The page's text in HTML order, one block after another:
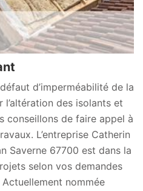
d’imperméabilité de la
des isolants et
conseillons de faire appel à
L’entreprise Catherin
Saverne 67700 est dans la
selon vos demandes
nommée